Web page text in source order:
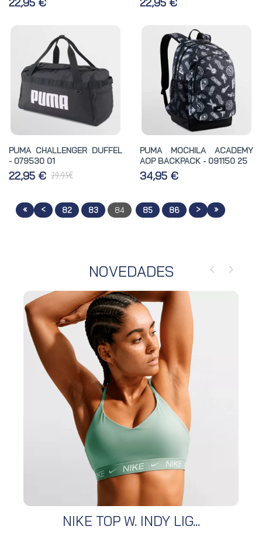
PUMA CHALLENGER DUFFEL
- 079530 01
22,95 € 29,95€
PUMA MOCHILA ACADEMY
AOP BACKPACK - 091150 25
34,95 €
« < 82 83 84 85 86 > »
NOVEDADES
NIKE TOP W. INDY LIG...